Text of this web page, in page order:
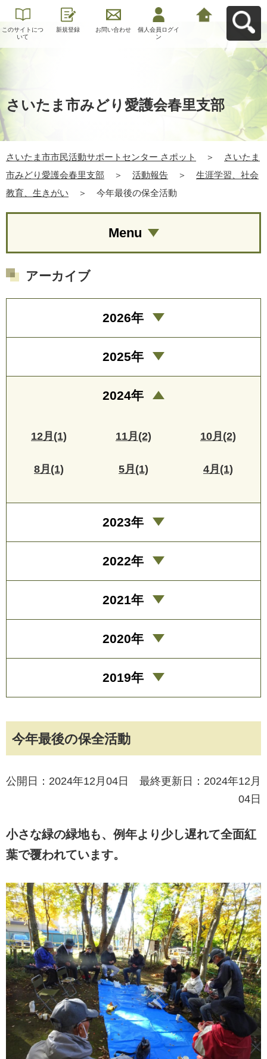
このサイトにつ
いて
新規登録 お問い合わせ
個人会員ログイ
ン
さいたま市みどり愛護会春里支部
さいたま市市民活動サポートセンター さポット ＞
さいたま
市みどり愛護会春里支部
＞ 活動報告 ＞
生涯学習、社会
教育、生きがい
＞ 今年最後の保全活動
今年最後の保全活動
公開日：2024年12月04日 最終更新日：2024年12月
04日
小さな緑の緑地も、例年より少し遅れて全面紅
葉で覆われています。
Menu
アーカイブ
2026年
2025年
2024年
12月(1) 11月(2) 10月(2)
8月(1) 5月(1) 4月(1)
2023年
2022年
2021年
2020年
2019年